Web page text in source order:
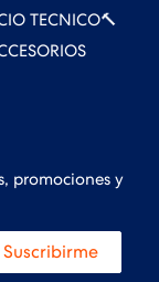
TECNICO🔨
promociones y
Suscribirme